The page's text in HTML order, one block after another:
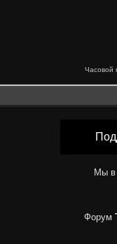
Часовой
Мы в
Форум